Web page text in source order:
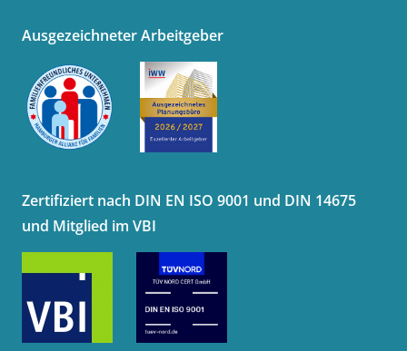
Ausgezeichneter Arbeitgeber
Zertifiziert nach DIN EN ISO 9001 und DIN 14675
und Mitglied im VBI